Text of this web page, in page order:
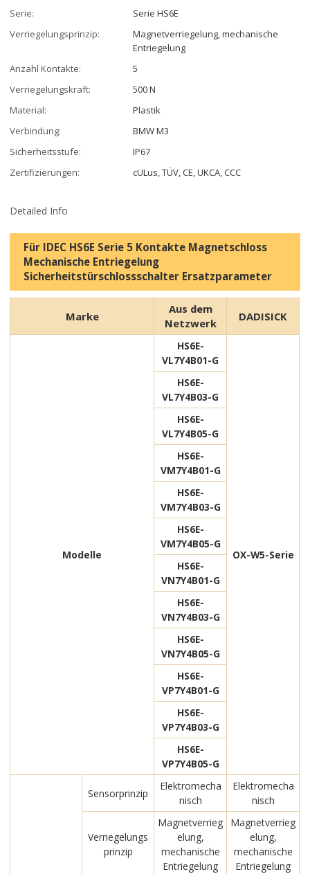
Serie:
Serie HS6E
Verriegelungsprinzip:
Magnetverriegelung, mechanische
Entriegelung
Anzahl Kontakte:
5
Verriegelungskraft:
500 N
Material:
Plastik
Verbindung:
BMW M3
Sicherheitsstufe:
IP67
Zertifizierungen:
cULus, TÜV, CE, UKCA, CCC
Detailed Info
Für IDEC HS6E Serie 5 Kontakte Magnetschloss
Mechanische Entriegelung
Sicherheitstürschlossschalter Ersatzparameter
Marke
Aus dem
Netzwerk
DADISICK
Modelle
HS6E-
VL7Y4B01-G
OX-W5-Serie
HS6E-
VL7Y4B03-G
HS6E-
VL7Y4B05-G
HS6E-
VM7Y4B01-G
HS6E-
VM7Y4B03-G
HS6E-
VM7Y4B05-G
HS6E-
VN7Y4B01-G
HS6E-
VN7Y4B03-G
HS6E-
VN7Y4B05-G
HS6E-
VP7Y4B01-G
HS6E-
VP7Y4B03-G
HS6E-
VP7Y4B05-G
Sensorprinzip
Elektromecha
nisch
Elektromecha
nisch
Verriegelungs
prinzip
Magnetverrieg
elung,
mechanische
Entriegelung
Magnetverrieg
elung,
mechanische
Entriegelung